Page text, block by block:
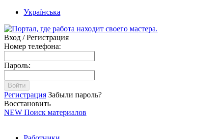
Українська
Вход / Регистрация
Номер телефона:
Пароль:
Войти
Регистрация Забыли пароль?
Восстановить
NEW Поиск материалов